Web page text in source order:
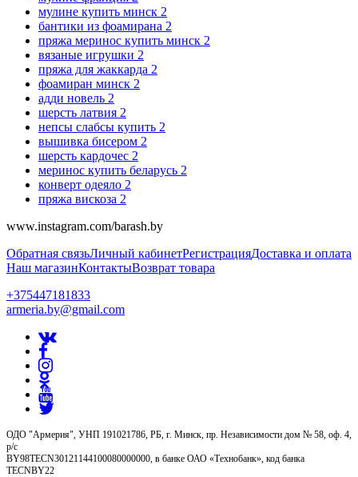
мулине купить минск 2
бантики из фоамирана 2
пряжа меринос купить минск 2
вязаные игрушки 2
пряжа для жаккарда 2
фоамиран минск 2
адди новель 2
шерсть латвия 2
непсы слабсы купить 2
вышивка бисером 2
шерсть кардочес 2
меринос купить беларусь 2
конверт одеяло 2
пряжа вискоза 2
www.instagram.com/barash.by
Обратная связьЛичный кабинетРегистрацияДоставка и оплата
Наш магазинКонтактыВозврат товара
+375447181833
armeria.by@gmail.com
ОДО "Армерия", УНП 191021786, РБ, г. Минск, пр. Независимости дом № 58, оф. 4,
р/с
BY98TECN30121144100080000000, в банке ОАО «Технобанк», код банка
TECNBY22